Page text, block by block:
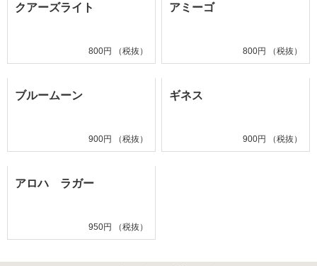
クアーズライト
800円 （税抜）
アミーゴ
800円 （税抜）
ブルームーン
900円 （税抜）
ギネス
900円 （税抜）
アロハ ラガー
950円 （税抜）